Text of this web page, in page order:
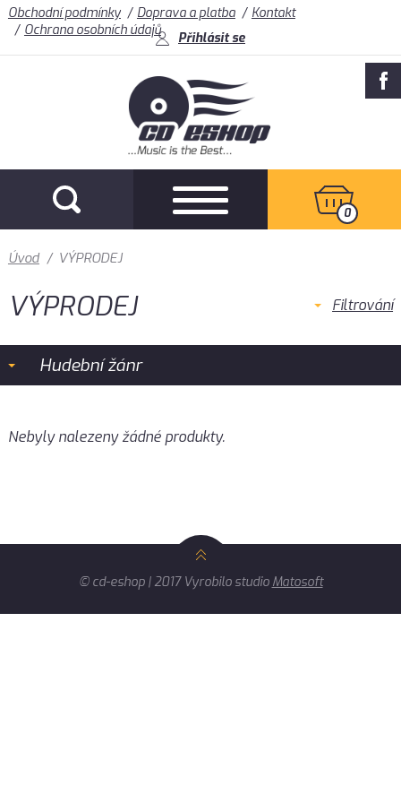
Obchodní podmínky Doprava a platba
Kontakt
Ochrana osobních údajů
Přihlásit se
0
Úvod / VÝPRODEJ
VÝPRODEJ Filtrování
Hudební žánr
Nebyly nalezeny žádné produkty.
© cd-eshop | 2017 Vyrobilo studio Matosoft